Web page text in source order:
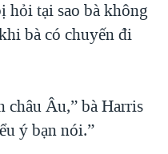
hỏi tại sao bà không
bà có chuyến đi
châu Âu,” bà Harris
ý bạn nói.”